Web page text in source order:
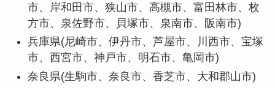
市、岸和田市、狭山市、高槻市、富田林市、枚
方市、泉佐野市、貝塚市、泉南市、阪南市)
兵庫県(尼崎市、伊丹市、芦屋市、川西市、宝塚
市、西宮市、神戸市、明石市、亀岡市)
奈良県(生駒市、奈良市、香芝市、大和郡山市)